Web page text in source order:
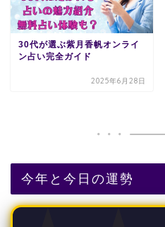
30代が選ぶ紫月香帆オンライ
ン占い完全ガイド
2025年6月28日
今年と今日の運勢